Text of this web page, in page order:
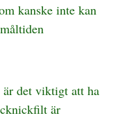
kanske inte kan
det viktigt att ha
är